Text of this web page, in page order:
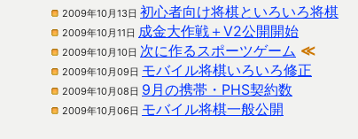
2009年10月13日 初心者向け将棋といろいろ将棋
2009年10月11日 成金大作戦＋V2公開開始
2009年10月10日 次に作るスポーツゲーム ≪
2009年10月09日 モバイル将棋いろいろ修正
2009年10月08日 9月の携帯・PHS契約数
2009年10月06日 モバイル将棋一般公開